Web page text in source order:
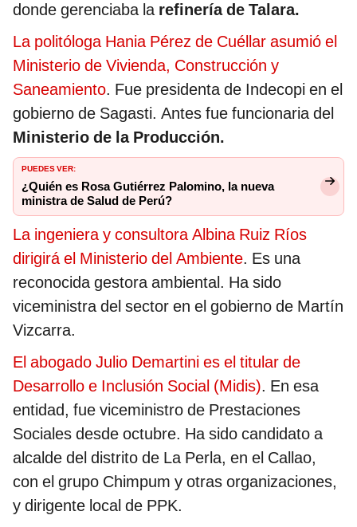
donde gerenciaba larefinería de Talara.
La politóloga Hania Pérez de Cuéllar asumió el
Ministerio de Vivienda, Construcción y
Saneamiento. Fue presidenta de Indecopi en el
gobierno de Sagasti. Antes fue funcionaria del
Ministerio de la Producción.
PUEDES VER:
¿Quién es Rosa Gutiérrez Palomino, la nueva
ministra de Salud de Perú?
La ingeniera y consultora Albina Ruiz Ríos
dirigirá el Ministerio del Ambiente. Es una
reconocida gestora ambiental. Ha sido
viceministra del sector en el gobierno de Martín
Vizcarra.
El abogado Julio Demartini es el titular de
Desarrollo e Inclusión Social (Midis). En esa
entidad, fue viceministro de Prestaciones
Sociales desde octubre. Ha sido candidato a
alcalde del distrito de La Perla, en el Callao,
con el grupo Chimpum y otras organizaciones,
y dirigente local de PPK.